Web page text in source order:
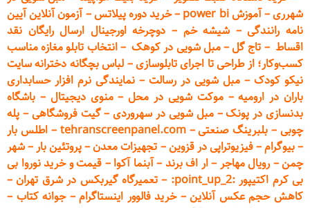
شهرری–آموزش power bi –خرید دورهپیلاتس–آزمون آنلاین آیین
نامه رانندگی– شیشه خم – دوچرخه اورجینال ارسال رایگان نقد
اقساط – تاج گل–مبل شویی در کوهک–انتخاب تابلو مغازه مناسب
کسب‌وکار؛ از طراحی تا اجرای تابلوسازی– لباس بچگانه دخترانه سایت
نیکو کودک – مبل شویی در رسالت – نمایندگی نرم افزار حسابداری
باران در ارومیه–موکت شویی در محل–منوی دیجیتال – باشگاه
بدنسازی در پونک–مبل شویی در سهروردی–گیت فروشگاهی – پله
چوبی – بلبرینگ صنعتی–
tehranscreenpanel.com
–اطلس بار
–بیوگرام–فیزیوتراپی در قزوین– تجهیزات معدن–پروتئین بار–شهر
چمن– رویال مهاجر –ار اف برند –آبنما آکوا – قیمت و خرید نوروا بی
بی کرم اکتیپور :point_up_2:
– تعمیرگاه گیربکس در شرق تهران–
کاهش حجم عکس آنلاین–خرید فالوور اینستاگرام–جوانه کتاب –